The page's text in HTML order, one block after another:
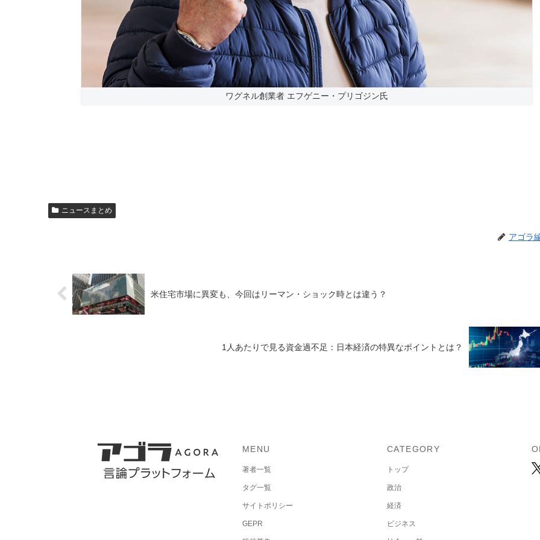
ワグネル創業者 エフゲニー・プリゴジン氏
ニュースまとめ
アゴラ
米住宅市場に異変も、今回はリーマン・ショック時とは違う？
1人あたりで見る資金過不足：日本経済の特異なポイントとは？
MENU
著者一覧
タグ一覧
サイトポリシー
GEPR
CATEGORY
トップ
政治
経済
ビジネス